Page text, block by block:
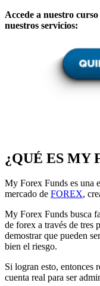
Accede a nuestro
nuestros servicios:
¿QUÉ ES MY
My Forex Funds es una
mercado de FOREX,
My Forex Funds busca
de forex a través de tres
demostrar que pueden
bien el riesgo.
Si logran esto, entonces
cuenta real para ser